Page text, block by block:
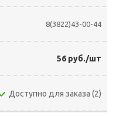
8(3822)43-00-44
56 руб./шт
Доступно для заказа (2)